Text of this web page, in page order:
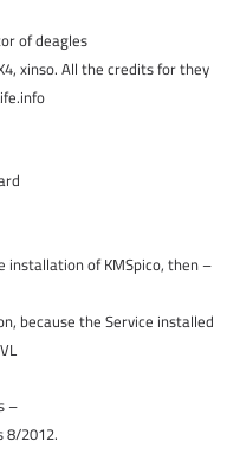
of deagles.
xinso. All the credits for they.
installation of KMSpico, then
because the Service installed
– Requirements:
.NET 4.0 or Windows 8/2012.